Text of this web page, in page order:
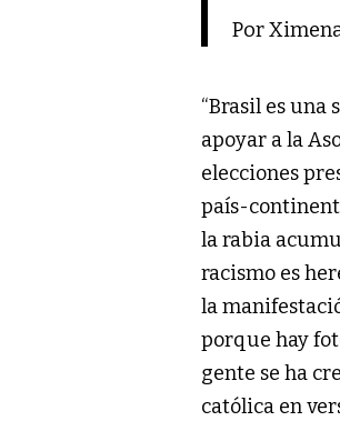
Por
“Brasil es una
apoyar a la
elecciones
país-
la rabia
racismo es
la
porque hay
gente se ha
católica en